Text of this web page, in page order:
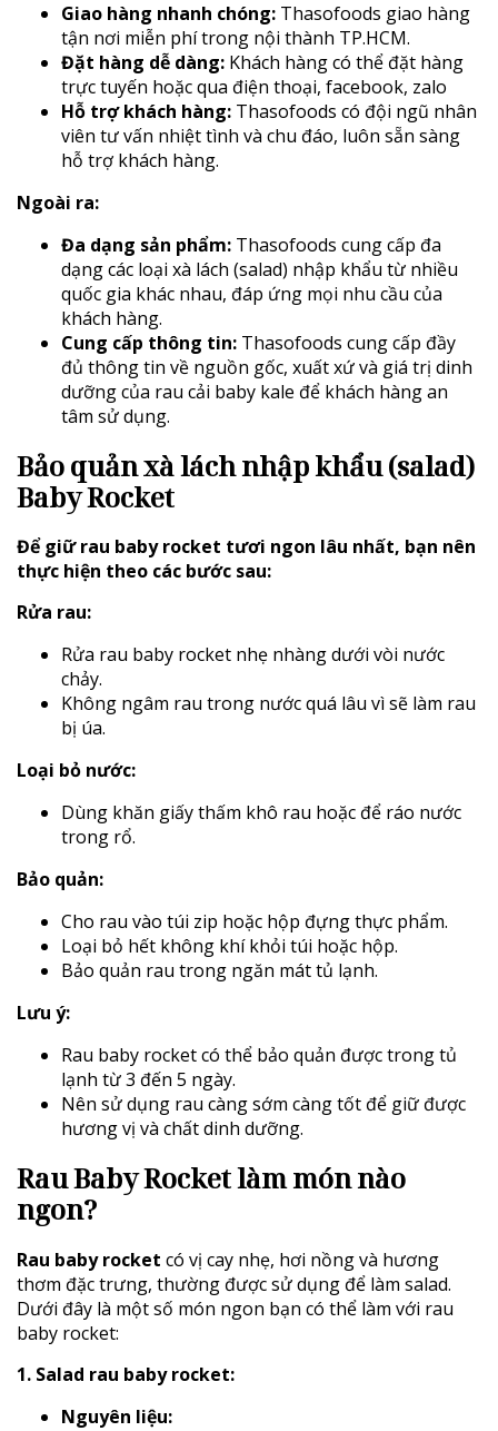
Giao hàng nhanh chóng: Thasofoods giao hàng
tận nơi miễn phí trong nội thành TP.HCM.
Đặt hàng dễ dàng: Khách hàng có thể đặt hàng
trực tuyến hoặc qua điện thoại, facebook, zalo
Hỗ trợ khách hàng: Thasofoods có đội ngũ nhân
viên tư vấn nhiệt tình và chu đáo, luôn sẵn sàng
hỗ trợ khách hàng.
Ngoài ra:
Đa dạng sản phẩm: Thasofoods cung cấp đa
dạng các loại xà lách (salad) nhập khẩu từ nhiều
quốc gia khác nhau, đáp ứng mọi nhu cầu của
khách hàng.
Cung cấp thông tin: Thasofoods cung cấp đầy
đủ thông tin về nguồn gốc, xuất xứ và giá trị dinh
dưỡng của rau cải baby kale để khách hàng an
tâm sử dụng.
Bảo quản xà lách nhập khẩu (salad)
Baby Rocket
Để giữ rau baby rocket tươi ngon lâu nhất, bạn nên
thực hiện theo các bước sau:
Rửa rau:
Rửa rau baby rocket nhẹ nhàng dưới vòi nước
chảy.
Không ngâm rau trong nước quá lâu vì sẽ làm rau
bị úa.
Loại bỏ nước:
Dùng khăn giấy thấm khô rau hoặc để ráo nước
trong rổ.
Bảo quản:
Cho rau vào túi zip hoặc hộp đựng thực phẩm.
Loại bỏ hết không khí khỏi túi hoặc hộp.
Bảo quản rau trong ngăn mát tủ lạnh.
Lưu ý:
Rau baby rocket có thể bảo quản được trong tủ
lạnh từ 3 đến 5 ngày.
Nên sử dụng rau càng sớm càng tốt để giữ được
hương vị và chất dinh dưỡng.
Rau Baby Rocket làm món nào
ngon?
Rau baby rocket có vị cay nhẹ, hơi nồng và hương
thơm đặc trưng, thường được sử dụng để làm salad.
Dưới đây là một số món ngon bạn có thể làm với rau
baby rocket:
1. Salad rau baby rocket:
Nguyên liệu: